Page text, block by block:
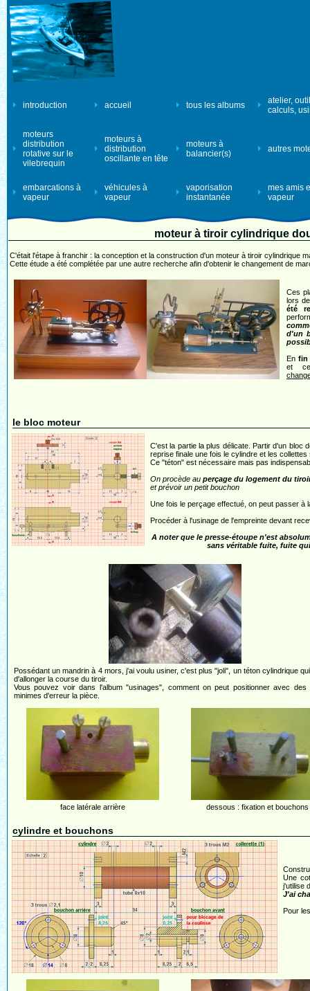
introduction accueil tous les albums
atelier,
calculs,
moteurs
distribution
rotative sur le
vilebrequin
moteurs à
distribution
oscillante en tête
moteurs à
balancier(s)
autres
embarcations à
vapeur
véhicules à
vapeur
vaporisation
instantanée
mes amis
vapeur
moteur à tiroir cylindrique
C'était l'étape à franchir : la conception et la construction d'un moteur à tiroir cylindrique
Cette étude a été complétée par une autre recherche afin d'obtenir le changement de
Ces
lors
été
d'un
En fin
et
le bloc moteur
C'est la partie la plus délicate. Partir d'un bloc
reprise finale une fois le cylindre et les
Ce "téton" est nécessaire mais pas
On procède auperçage du logement du
et prévoir un petit bouchon
Une fois le perçage effectué, on peut passer à
Procéder à l'usinage de l'empreinte devant
A noter que le presse-étoupe n'est
sans véritable fuite, fuite
Possédant un mandrin à 4 mors, j'ai voulu usiner, c'est plus "joli", un téton cylindrique
d'allonger la course du tiroir.
Vous pouvez voir dans l'album "usinages", comment on peut positionner avec des
minimes d'erreur la pièce.
face latérale arrière dessous : fixation et bouchons
cylindre et bouchons
Une
j'utilise
J'ai
Pour